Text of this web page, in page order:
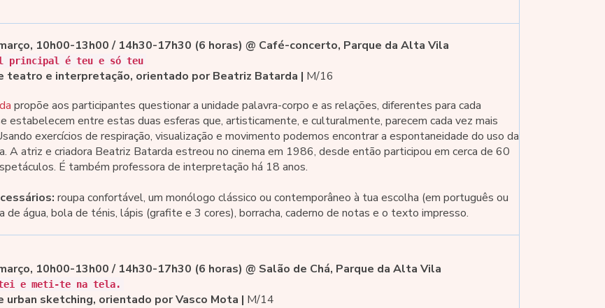
10h00-13h00 / 14h30-17h30 (6 horas) @ Café-concerto, Parque da Alta Vila
principal é teu e só teu
teatro e interpretação, orientado por Beatriz Batarda | M/16
propõe aos participantes questionar a unidade palavra-corpo e as relações, diferentes para cada
estabelecem entre estas duas esferas que, artisticamente, e culturalmente, parecem cada vez mais
exercícios de respiração, visualização e movimento podemos encontrar a espontaneidade do uso da
A atriz e criadora Beatriz Batarda estreou no cinema em 1986, desde então participou em cerca de 60
É também professora de interpretação há 18 anos.
roupa confortável, um monólogo clássico ou contemporâneo à tua escolha (em português ou
de água, bola de ténis, lápis (grafite e 3 cores), borracha, caderno de notas e o texto impresso.
10h00-13h00 / 14h30-17h30 (6 horas) @ Salão de Chá, Parque da Alta Vila
e meti-te na tela.
urban sketching, orientado por Vasco Mota | M/14